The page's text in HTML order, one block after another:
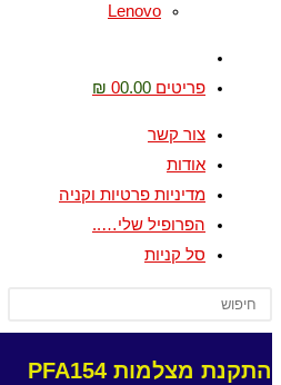
Lenovo
website
פריטים 0 0.00 ₪
צור קשר
אודות
מדיניות פרטיות וקניה
הפרופיל שלי…..
סל קניות
התקנת מצלמות PFA154